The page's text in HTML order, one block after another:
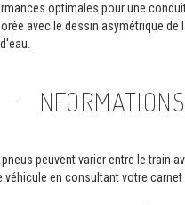
optimales pour une
avec le dessin asymétrique
peuvent varier entre le train
véhicule en consultant votre carnet